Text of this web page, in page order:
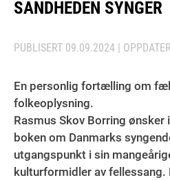
SANDHEDEN SYNGER
PUBLISERT 09.09.2024 |
En personlig fortælling om
folkeoplysning.
Rasmus Skov Borring
boken om Danmarks
utgangspunkt i sin
kulturformidler av fellessang.